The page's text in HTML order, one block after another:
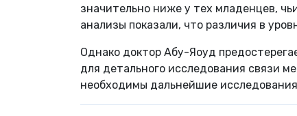
значительно ниже у тех младенцев,
анализы показали, что различия в
Однако доктор Абу-Яоуд
для детального исследования связи
необходимы дальнейшие